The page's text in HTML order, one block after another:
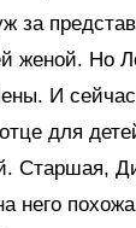
женой. Но
И
для
Старшая,
него